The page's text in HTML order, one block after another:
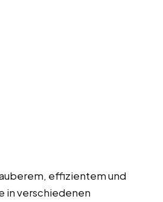
effizientem und
in verschiedenen